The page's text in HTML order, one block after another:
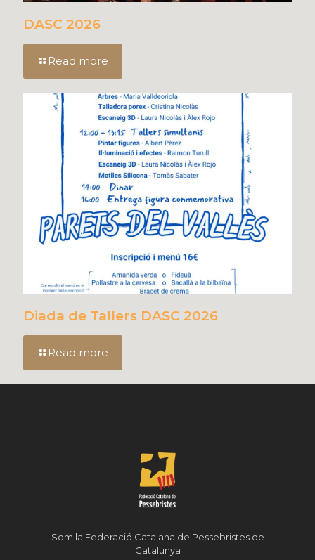
DASC 2026
Read more
Diada de Tallers DASC 2026
Read more
Som la Federació Catalana de Pessebristes de
Catalunya